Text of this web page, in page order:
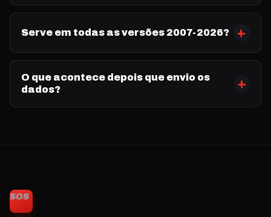
Serve em todas as versões 2007-2026?
O que acontece depois que envio os
dados?
SOS